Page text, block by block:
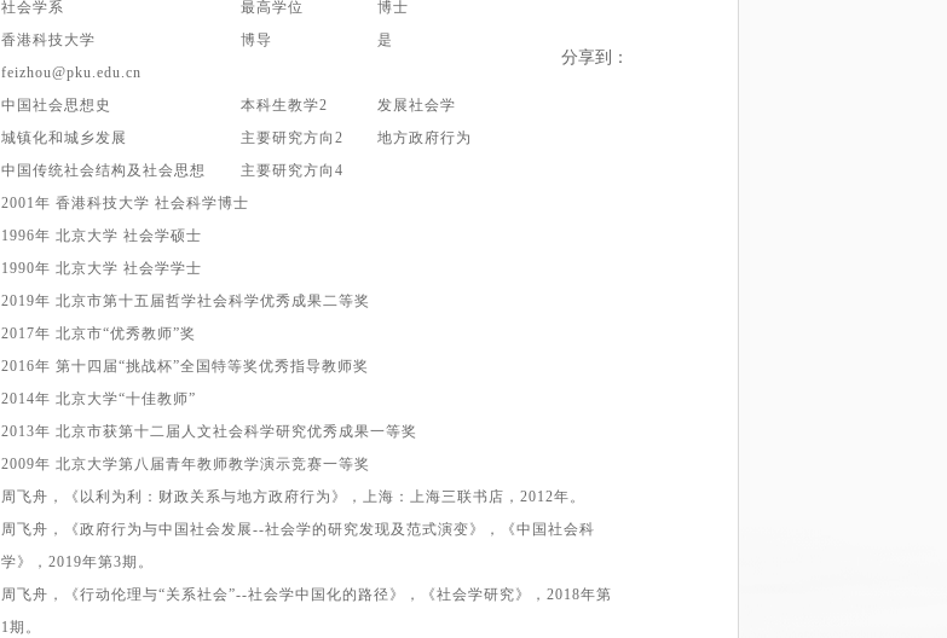
社会学系 最高学位
博士
香港科技大学 博导
是
feizhou@pku.edu.cn
中国社会思想史 本科生教学2
发展社会学
城镇化和城乡发展 主要研究方向2
地方政府行为
中国传统社会结构及社会思想 主要研究方向4
2001 年 香港科技大学 社会科学博士
1996年 北京大学 社会学硕士
1990年 北京大学 社会学学士
2019年 北京市第十五届哲学社会科学优秀成果二等奖
2017年 北京市“优秀教师”奖
2016年 第十四届“挑战杯”全国特等奖优秀指导教师奖
2014年 北京大学“十佳教师”
2013年 北京市获第十二届人文社会科学研究优秀成果一等奖
2009年 北京大学第八届青年教师教学演示竞赛一等奖
周飞舟， 《以利为利：财政关系与地方政府行为》，上海：上海三联书店 ，2012年。
周飞舟，《政府行为与中国社会发展--社会学的研究发现及范式演变》，《中国社会科
学》
，2019年第3期 。
周飞舟，《行动伦理与“关系社会”--社会学中国化的路径》，《社会学研究》
，2018年第
1期 。
分享到：